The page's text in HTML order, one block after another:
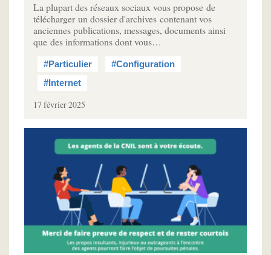
La plupart des réseaux sociaux vous propose de
télécharger un dossier d'archives contenant vos
anciennes publications, messages, documents ainsi
que des informations dont vous…
#Particulier
#Configuration
#Internet
17 février 2025